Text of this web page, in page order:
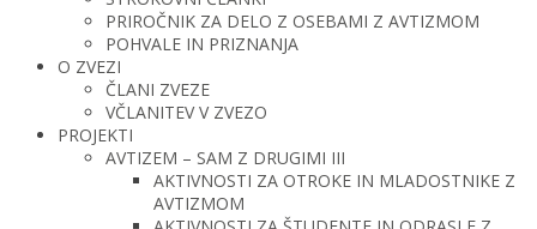
PRIROČNIK ZA DELO Z OSEBAMI Z AVTIZMOM
POHVALE IN PRIZNANJA
O ZVEZI
ČLANI ZVEZE
VČLANITEV V ZVEZO
PROJEKTI
AVTIZEM – SAM Z DRUGIMI III
AKTIVNOSTI ZA OTROKE IN MLADOSTNIKE Z
AVTIZMOM